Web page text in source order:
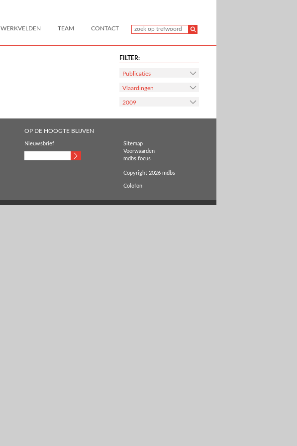
WERKVELDEN TEAM CONTACT
FILTER:
Publicaties
Vlaardingen
2009
OP DE HOOGTE BLIJVEN
Nieuwsbrief
Sitemap
Voorwaarden
mdbs focus
Copyright 2026 mdbs
Colofon